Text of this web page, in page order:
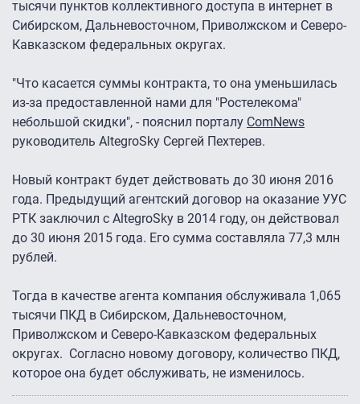
тысячи пунктов коллективного доступа в интернет в
Сибирском, Дальневосточном, Приволжском и Северо-
Кавказском федеральных округах.
"Что касается суммы контракта, то она уменьшилась
из-за предоставленной нами для "Ростелекома"
небольшой скидки", - пояснил порталу ComNews
руководитель AltegroSky Сергей Пехтерев.
Новый контракт будет действовать до 30 июня 2016
года. Предыдущий агентский договор на оказание УУС
РТК заключил с AltegroSky в 2014 году, он действовал
до 30 июня 2015 года. Его сумма составляла 77,3 млн
рублей.
Тогда в качестве агента компания обслуживала 1,065
тысячи ПКД в Сибирском, Дальневосточном,
Приволжском и Северо-Кавказском федеральных
округах. Согласно новому договору, количество ПКД,
которое она будет обслуживать, не изменилось.